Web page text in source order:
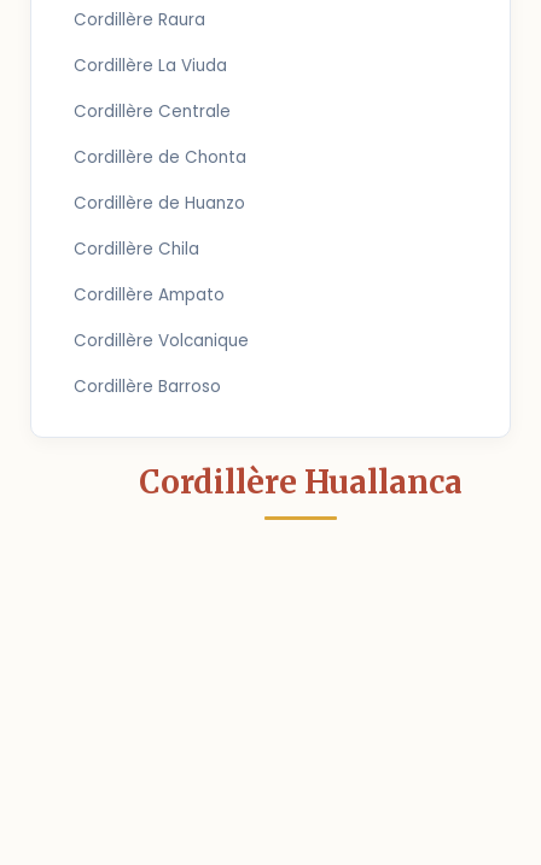
Cordillère Raura
Cordillère La Viuda
Cordillère Centrale
Cordillère de Chonta
Cordillère de Huanzo
Cordillère Chila
Cordillère Ampato
Cordillère Volcanique
Cordillère Barroso
Cordillère Huallanca